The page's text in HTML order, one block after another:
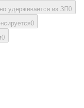
удерживается из ЗП0
0
0